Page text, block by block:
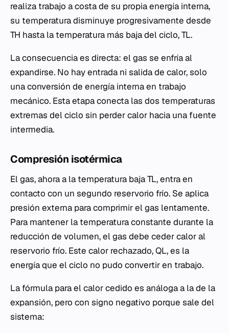
realiza trabajo a costa de su propia energía interna,
su temperatura disminuye progresivamente desde
TH​ hasta la temperatura más baja del ciclo, TL​.
La consecuencia es directa: el gas se enfría al
expandirse. No hay entrada ni salida de calor, solo
una conversión de energía interna en trabajo
mecánico. Esta etapa conecta las dos temperaturas
extremas del ciclo sin perder calor hacia una fuente
intermedia.
Compresión isotérmica
El gas, ahora a la temperatura baja TL​, entra en
contacto con un segundo reservorio frío. Se aplica
presión externa para comprimir el gas lentamente.
Para mantener la temperatura constante durante la
reducción de volumen, el gas debe ceder calor al
reservorio frío. Este calor rechazado, QL​, es la
energía que el ciclo no pudo convertir en trabajo.
La fórmula para el calor cedido es análoga a la de la
expansión, pero con signo negativo porque sale del
sistema: